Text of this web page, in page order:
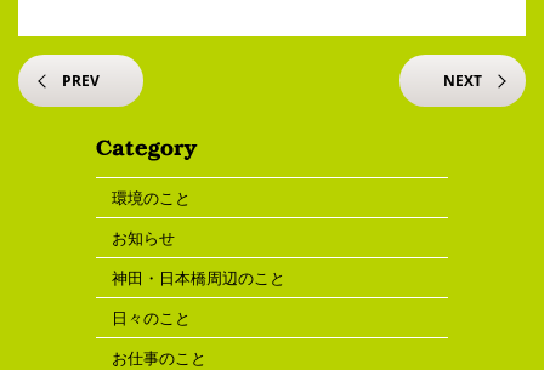
PREV NEXT
環境のこと
お知らせ
神田・日本橋周辺のこと
日々のこと
お仕事のこと